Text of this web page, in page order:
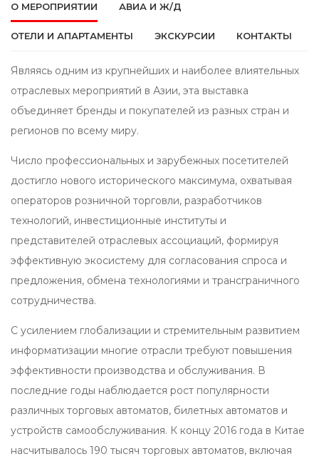
О МЕРОПРИЯТИИ АВИА И Ж/Д
ОТЕЛИ И АПАРТАМЕНТЫ ЭКСКУРСИИ КОНТАКТЫ
Являясь одним из крупнейших и наиболее влиятельных
отраслевых мероприятий в Азии, эта выставка
объединяет бренды и покупателей из разных стран и
регионов по всему миру.
Число профессиональных и зарубежных посетителей
достигло нового исторического максимума, охватывая
операторов розничной торговли, разработчиков
технологий, инвестиционные институты и
представителей отраслевых ассоциаций, формируя
эффективную экосистему для согласования спроса и
предложения, обмена технологиями и трансграничного
сотрудничества.
С усилением глобализации и стремительным развитием
информатизации многие отрасли требуют повышения
эффективности производства и обслуживания. В
последние годы наблюдается рост популярности
различных торговых автоматов, билетных автоматов и
устройств самообслуживания. К концу 2016 года в Китае
насчитывалось 190 тысяч торговых автоматов, включая